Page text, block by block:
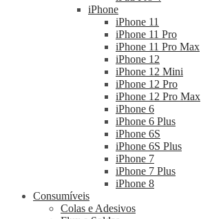
iPhone
iPhone 11
iPhone 11 Pro
iPhone 11 Pro Max
iPhone 12
iPhone 12 Mini
iPhone 12 Pro
iPhone 12 Pro Max
iPhone 6
iPhone 6 Plus
iPhone 6S
iPhone 6S Plus
iPhone 7
iPhone 7 Plus
iPhone 8
Consumíveis
Colas e Adesivos